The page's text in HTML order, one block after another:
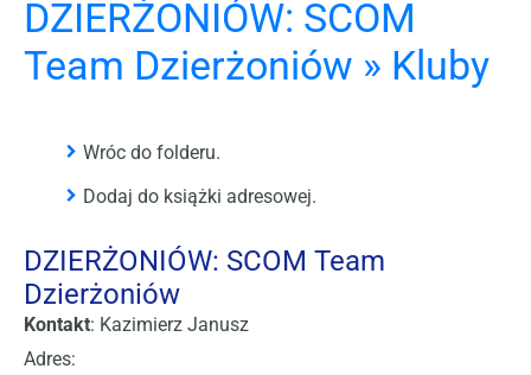
DZIERŻONIÓW: SCOM
Team Dzierżoniów » Kluby
Wróc do folderu.
Dodaj do książki adresowej.
DZIERŻONIÓW: SCOM Team
Dzierżoniów
Kontakt: Kazimierz Janusz
Adres: